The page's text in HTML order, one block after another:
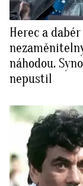
Herec a
náhodou.
nepustil